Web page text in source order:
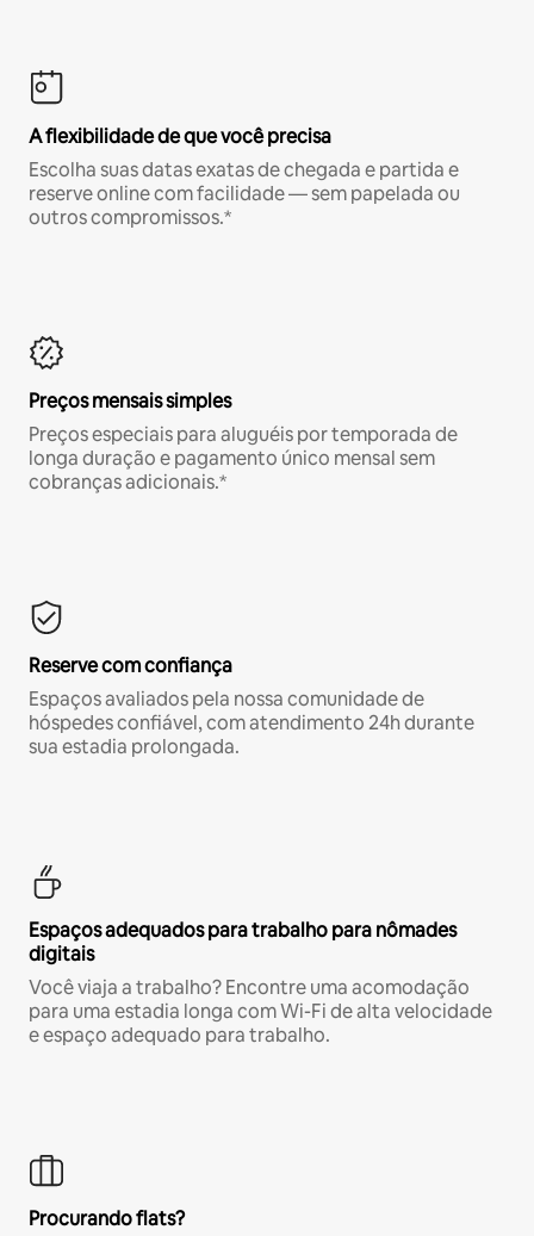
A flexibilidade de que você precisa
Escolha suas datas exatas de chegada e partida e
reserve online com facilidade — sem papelada ou
outros compromissos.*
Preços mensais simples
Preços especiais para aluguéis por temporada de
longa duração e pagamento único mensal sem
cobranças adicionais.*
Reserve com confiança
Espaços avaliados pela nossa comunidade de
hóspedes confiável, com atendimento 24h durante
sua estadia prolongada.
Espaços adequados para trabalho para nômades
digitais
Você viaja a trabalho? Encontre uma acomodação
para uma estadia longa com Wi-Fi de alta velocidade
e espaço adequado para trabalho.
Procurando flats?